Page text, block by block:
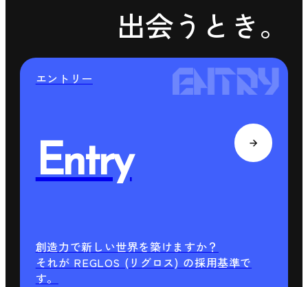
出会うとき。
エントリー
Entry
創造力で新しい世界を築けますか？
それが REGLOS (リグロス) の採用基準で
す。